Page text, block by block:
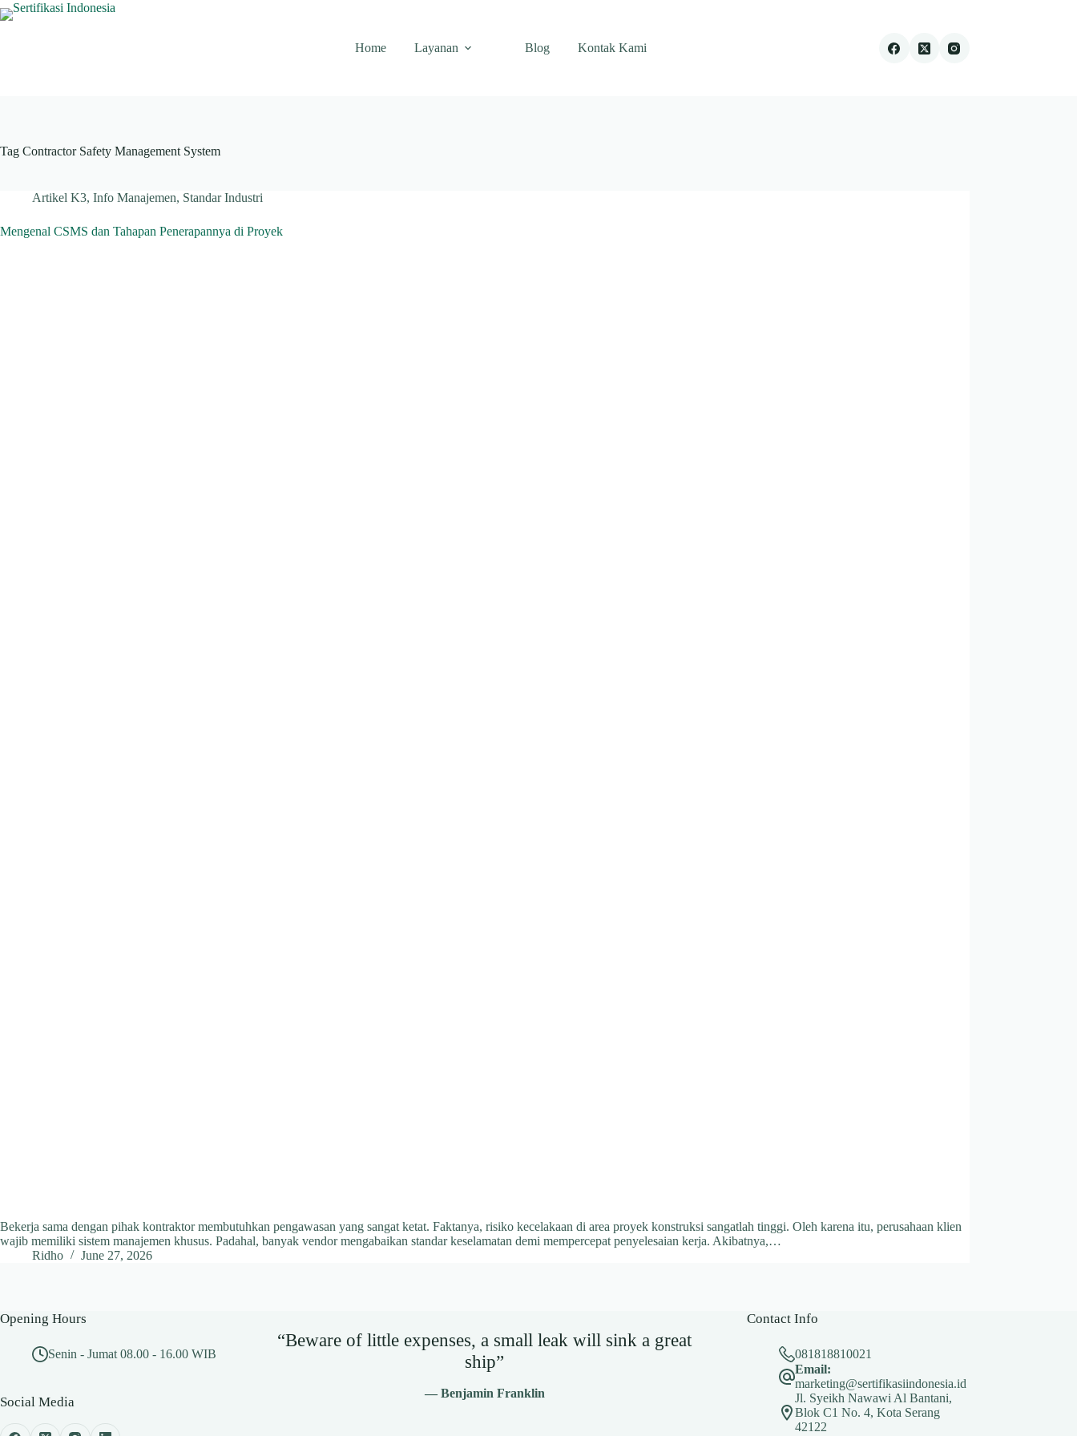
Skip
to
Home
Layanan Blog Kontak Kami
Tag Contractor Safety Management System
Artikel K3, Info Manajemen, Standar Industri
Mengenal CSMS dan Tahapan Penerapannya di Proyek
Bekerja sama dengan pihak kontraktor membutuhkan pengawasan yang sangat ketat. Faktanya, risiko kecelakaan di area proyek konstruksi sangatlah tinggi. Oleh karena itu, perusahaan klien
wajib memiliki sistem manajemen khusus. Padahal, banyak vendor mengabaikan standar keselamatan demi mempercepat penyelesaian kerja. Akibatnya,…
Ridho
June 27, 2026
Opening Hours
Senin - Jumat 08.00 - 16.00 WIB
Social Media
“Beware of little expenses, a small leak will sink a great
ship”
— Benjamin Franklin
Contact Info
081818810021
Email:
marketing@sertifikasiindonesia.id
Jl. Syeikh Nawawi Al Bantani,
Blok C1 No. 4, Kota Serang
42122